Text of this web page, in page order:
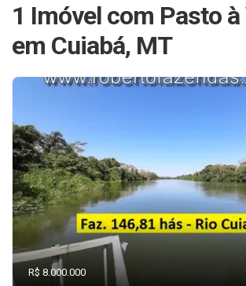
1 Imóvel com Pasto à
em Cuiabá, MT
R$ 8.000.000